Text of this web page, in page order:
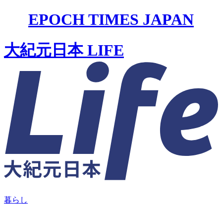
EPOCH TIMES JAPAN
大紀元日本 LIFE
暮らし